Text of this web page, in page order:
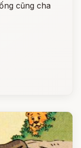
cũng cha